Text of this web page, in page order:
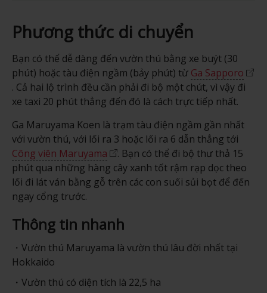
Phương thức di chuyển
Bạn có thể dễ dàng đến vườn thú bằng xe buýt (30
phút) hoặc tàu điện ngầm (bảy phút) từ Ga Sapporo
. Cả hai lộ trình đều cần phải đi bộ một chút, vì vậy đi
xe taxi 20 phút thẳng đến đó là cách trực tiếp nhất.
Ga Maruyama Koen là trạm tàu điện ngầm gần nhất
với vườn thú, với lối ra 3 hoặc lối ra 6 dẫn thẳng tới
Công viên Maruyama
. Bạn có thể đi bộ thư thả 15
phút qua những hàng cây xanh tốt rậm rạp dọc theo
lối đi lát ván bằng gỗ trên các con suối sủi bọt để đến
ngay cổng trước.
Thông tin nhanh
Vườn thú Maruyama là vườn thú lâu đời nhất tại
Hokkaido
Vườn thú có diện tích là 22,5 ha